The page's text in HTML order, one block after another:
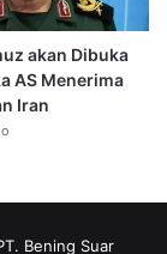
akan Dibuka
AS Menerima
Iran
Bening Suar